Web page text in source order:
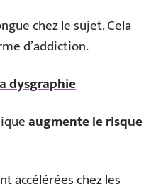
chez le sujet. Cela
d’addiction.
dysgraphie
augmente le risque
accélérées chez les